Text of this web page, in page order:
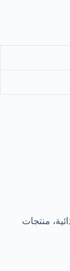
منتجات